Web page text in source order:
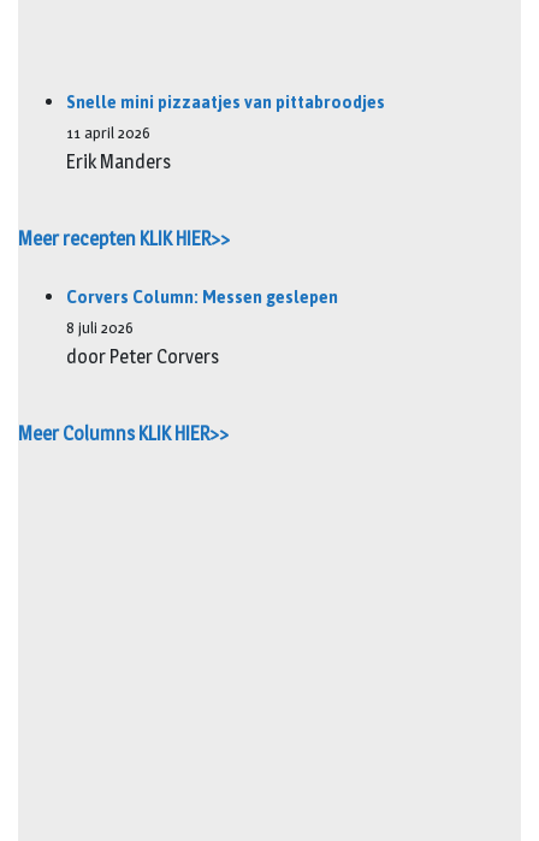
Snelle mini pizzaatjes van pittabroodjes
11 april 2026
Erik Manders
Meer recepten KLIK HIER>>
Corvers Column: Messen geslepen
8 juli 2026
door Peter Corvers
Meer Columns KLIK HIER>>